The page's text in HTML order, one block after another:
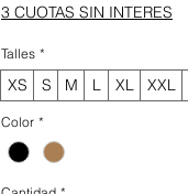
3 CUOTAS SIN INTERES
Talles *
XS S M L XL XXL
Color *